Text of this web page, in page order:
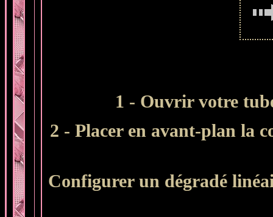
1 - Ouvrir votre
2 - Placer en avant-plan la
Configurer un dégradé